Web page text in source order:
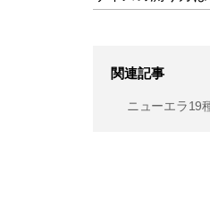
関連記事
ニューエラ19